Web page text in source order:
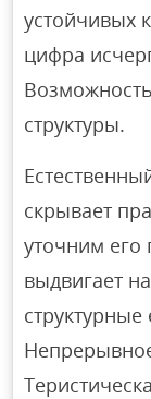
устойчивых
цифра
структуры.
скрывает
уточним его
выдвигает